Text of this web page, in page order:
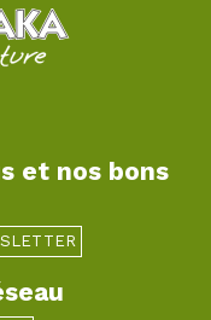
et nos bons